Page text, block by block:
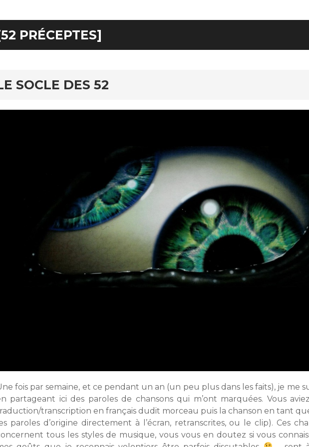
PRÉCEPTES]
SOCLE DES 52
fois par semaine, et ce pendant un an (un peu plus dans les faits), je me
partageant ici des paroles de chansons qui m’ont marquées. Vous
transcription en français dudit morceau puis la chanson en tant
paroles d’origine directement à l’écran, retranscrites, ou le clip). Ces
tous les styles de musique, vous vous en doutez si vous